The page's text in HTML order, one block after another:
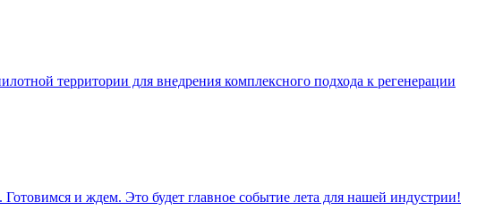
территории для внедрения комплексного подхода к регенерации
и ждем. Это будет главное событие лета для нашей индустрии!